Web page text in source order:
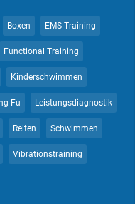
Boxen EMS-Training
Functional Training
Kinderschwimmen
Fu Leistungsdiagnostik
Reiten Schwimmen
Vibrationstraining